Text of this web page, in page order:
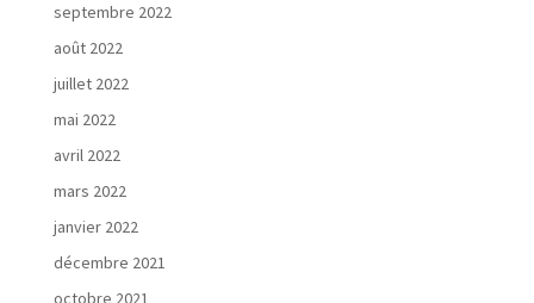
septembre 2022
août 2022
juillet 2022
mai 2022
avril 2022
mars 2022
janvier 2022
décembre 2021
octobre 2021